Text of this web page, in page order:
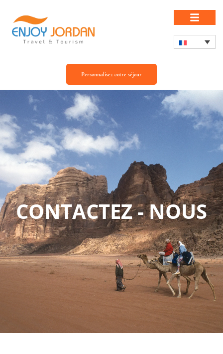
Personnalisez votre séjour
CONTACTEZ - NOUS